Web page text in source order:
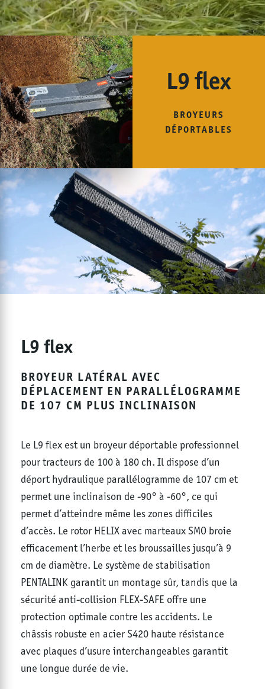
L9 flex
BROYEURS
DÉPORTABLES
L9 flex
BROYEUR LATÉRAL AVEC
DÉPLACEMENT EN PARALLÉLOGRAMME
DE 107 CM PLUS INCLINAISON
Le L9 flex est un broyeur déportable professionnel
pour tracteurs de 100 à 180 ch. Il dispose d’un
déport hydraulique parallélogramme de 107 cm et
permet une inclinaison de -90° à -60°, ce qui
permet d’atteindre même les zones difficiles
d’accès. Le rotor HELIX avec marteaux SMO broie
efficacement l’herbe et les broussailles jusqu’à 9
cm de diamètre. Le système de stabilisation
PENTALINK garantit un montage sûr, tandis que la
sécurité anti-collision FLEX-SAFE offre une
protection optimale contre les accidents. Le
châssis robuste en acier S420 haute résistance
avec plaques d’usure interchangeables garantit
une longue durée de vie.